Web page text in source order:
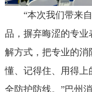
技铸牢中华民族共同体
文科普、实物陈列、互
全方位、多角度展示新
全民科学普及、科技法
域的丰硕成果，让广大